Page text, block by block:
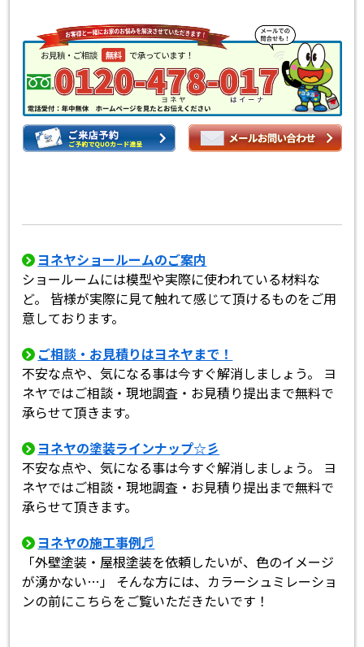
ヨネヤショールームのご案内
ショールームには模型や実際に使われている材料な
ど。 皆様が実際に見て触れて感じて頂けるものをご用
意しております。
ご相談・お見積りはヨネヤまで！
不安な点や、気になる事は今すぐ解消しましょう。 ヨ
ネヤではご相談・現地調査・お見積り提出まで無料で
承らせて頂きます。
ヨネヤの塗装ラインナップ☆彡
不安な点や、気になる事は今すぐ解消しましょう。 ヨ
ネヤではご相談・現地調査・お見積り提出まで無料で
承らせて頂きます。
ヨネヤの施工事例♬
「外壁塗装・屋根塗装を依頼したいが、色のイメージ
が湧かない…」 そんな方には、カラーシュミレーショ
ンの前にこちらをご覧いただきたいです！